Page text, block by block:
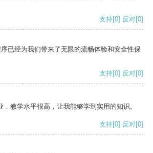
支持[0] 反对[0]
已经为我们带来了无限的流畅体验和安全性保
支持[0] 反对[0]
教学水平很高，让我能够学到实用的知识。
支持[0] 反对[0]